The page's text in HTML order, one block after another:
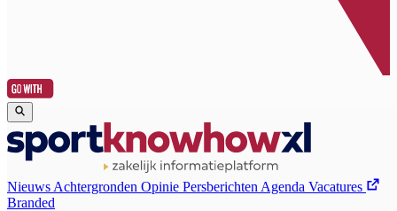
Nieuws Achtergronden Opinie Persberichten Agenda Vacatures
Branded